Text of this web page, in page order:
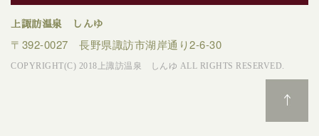
上諏訪温泉 しんゆ
〒392-0027 長野県諏訪市湖岸通り2-6-30
COPYRIGHT(C) 2018上諏訪温泉 しんゆ ALL RIGHTS RESERVED.